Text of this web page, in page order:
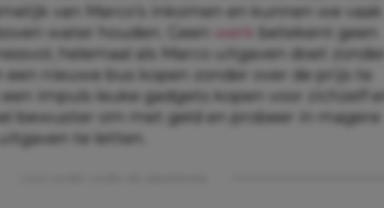
van Marco’s inkomen en kunnen we vaak
water houden. Geen
werk
betekent geen
helemaal als Marco uitgaven doet zonder
een nieuwe bus kopen zonder over de prijs te
impuls leuke gadgets kopen voor zichzelf en
bewuster om met geld en probeer in magere
te letten.